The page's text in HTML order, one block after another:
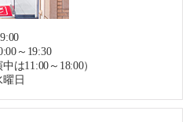
～19:30
は11:00～18:00）
日